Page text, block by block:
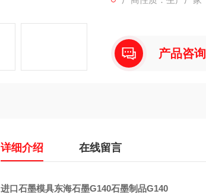
产品咨询
详细介绍 在线留言
进口石墨模具东海石墨G140石墨制品G140